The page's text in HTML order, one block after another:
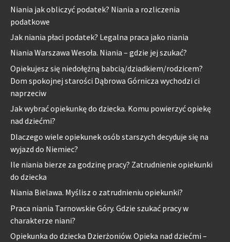
Niania jak obliczyć podatek? Niania a rozliczenia
podatkowe
Jak niania płaci podatek? Legalna praca jako niania
Niania Warszawa Wesoła. Niania – gdzie jej szukać?
Opiekujesz się niedołężną babcią/dziadkiem/rodzicem?
Dom spokojnej starości Dąbrowa Górnicza wychodzi ci
naprzeciw
Jak wybrać opiekunkę do dziecka. Komu powierzyć opiekę
nad dziećmi?
Dlaczego wiele opiekunek osób starszych decyduje się na
wyjazd do Niemiec?
Ile niania bierze za godzinę pracy? Zatrudnienie opiekunki
do dziecka
Niania Bielawa. Myślisz o zatrudnieniu opiekunki?
Praca niania Tarnowskie Góry. Gdzie szukać pracy w
charakterze niani?
Opiekunka do dziecka Dzierżoniów. Opieka nad dziećmi –